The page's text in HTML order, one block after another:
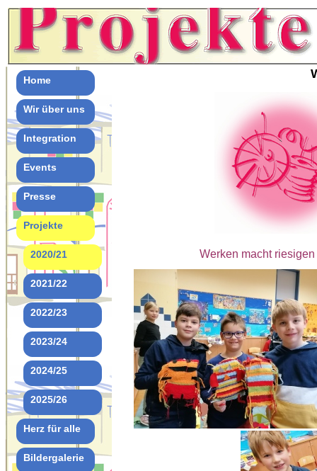
Home
Wir über uns
Integration
Events
Presse
Projekte
2020/21
2021/22
2022/23
2023/24
2024/25
2025/26
Herz für alle
Bildergalerie
Werken macht